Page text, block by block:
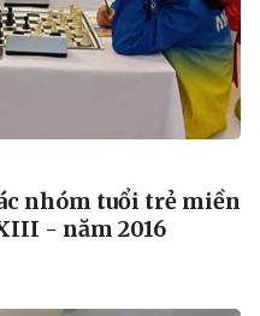
nhóm tuổi trẻ miền
- năm 2016